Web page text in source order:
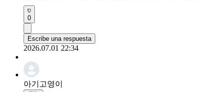
0
Escribe una respuesta
2026.07.01 22:34
아기고영이